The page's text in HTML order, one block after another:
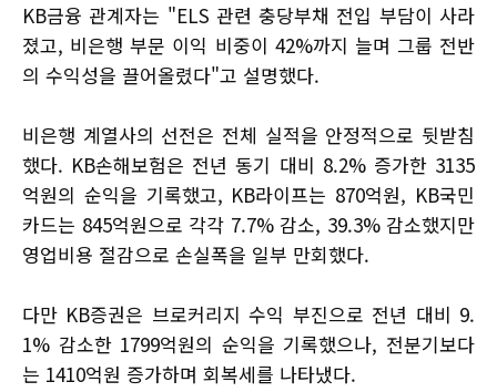
KB금융 관계자는 "ELS 관련 충당부채 전입 부담이 사라
졌고, 비은행 부문 이익 비중이 42%까지 늘며 그룹 전반
의 수익성을 끌어올렸다"고 설명했다.
비은행 계열사의 선전은 전체 실적을 안정적으로 뒷받침
했다. KB손해보험은 전년 동기 대비 8.2% 증가한 3135
억원의 순익을 기록했고, KB라이프는 870억원, KB국민
카드는 845억원으로 각각 7.7% 감소, 39.3% 감소했지만
영업비용 절감으로 손실폭을 일부 만회했다.
다만 KB증권은 브로커리지 수익 부진으로 전년 대비 9.
1% 감소한 1799억원의 순익을 기록했으나, 전분기보다
는 1410억원 증가하며 회복세를 나타냈다.